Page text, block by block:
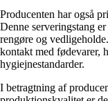
Producenten har også
Denne serveringstang
rengøre og
kontakt med fødevarer,
hygiejnestandarder.
I betragtning af